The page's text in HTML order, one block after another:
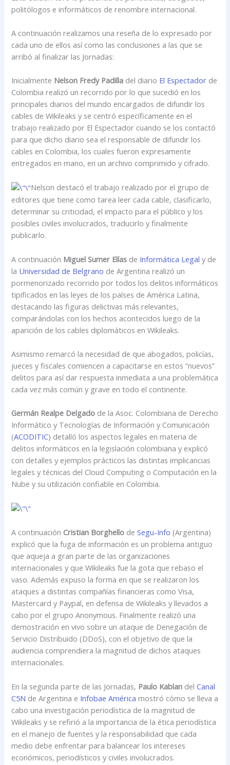
politólogos e informáticos de renombre internacional.
A continuación realizamos una reseña de lo expresado por
cada uno de ellos así como las conclusiones a las que se
arribó al finalizar las Jornadas:
Inicialmente Nelson Fredy Padilla del diario El Espectador de
Colombia realizó un recorrido por lo que sucedió en los
principales diarios del mundo encargados de difundir los
cables de Wikileaks y se centró específicamente en el
trabajo realizado por El Espectador cuando se los contactó
para que dicho diario sea el responsable de difundir los
cables en Colombia, los cuales fueron expresamente
entregados en mano, en un archivo comprimido y cifrado.
Nelson destacó el trabajo realizado por el grupo de
editores que tiene como tarea leer cada cable, clasificarlo,
determinar su criticidad, el impacto para el público y los
posibles civiles involucrados, traducirlo y finalmente
publicarlo.
A continuación Miguel Sumer Elías de Informática Legal y de
la Universidad de Belgrano de Argentina realizó un
pormenorizado recorrido por todos los delitos informáticos
tipificados en las leyes de los países de América Latina,
destacando las figuras delictivas más relevantes,
comparándolas con los hechos acontecidos luego de la
aparición de los cables diplomáticos en Wikileaks.
Asimismo remarcó la necesidad de que abogados, policías,
jueces y fiscales comiencen a capacitarse en estos “nuevos”
delitos para así dar respuesta inmediata a una problemática
cada vez más común y grave en todo el continente.
Germán Realpe Delgado de la Asoc. Colombiana de Derecho
Informático y Tecnologías de Información y Comunicación
(ACODITIC) detalló los aspectos legales en materia de
delitos informáticos en la legislación colombiana y explicó
con detalles y ejemplos prácticos las distintas implicancias
legales y técnicas del Cloud Computing o Computación en la
Nube y su utilización confiable en Colombia.
A continuación Cristian Borghello deSegu-Info (Argentina)
explicó que la fuga de información es un problema antiguo
que aqueja a gran parte de las organizaciones
internacionales y que Wikileaks fue la gota que rebaso el
vaso. Además expuso la forma en que se realizaron los
ataques a distintas compañías financieras como Visa,
Mastercard y Paypal, en defensa de Wikileaks y llevados a
cabo por el grupo Anonymous. Finalmente realizó una
demostración en vivo sobre un ataque de Denegación de
Servicio Distribuido (DDoS), con el objetivo de que la
audiencia comprendiera la magnitud de dichos ataques
internacionales.
En la segunda parte de las Jornadas, Paulo Kablan delCanal
C5N de Argentina e Infobae América mostró cómo se lleva a
cabo una investigación periodística de la magnitud de
Wikileaks y se refirió a la importancia de la ética periodística
en el manejo de fuentes y la responsabilidad que cada
medio debe enfrentar para balancear los intereses
económicos, periodísticos y civiles involucrados.